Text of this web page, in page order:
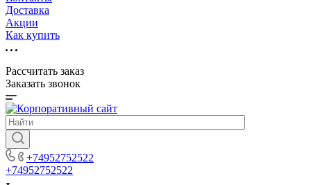
Доставка
Акции
Как купить
Рассчитать заказ
Заказать звонок
+74952752522
+74952752522